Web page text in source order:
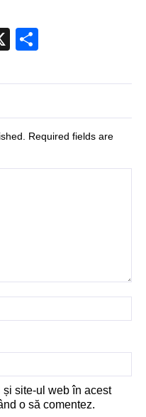
X
Required fields are
site-ul web în acest
o să comentez.